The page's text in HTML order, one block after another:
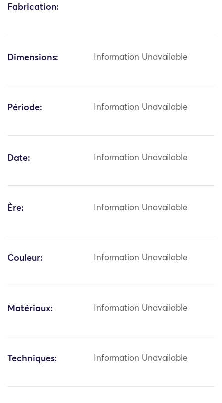
Fabrication:
Dimensions: Information Unavailable
Période: Information Unavailable
Date: Information Unavailable
Ère: Information Unavailable
Couleur: Information Unavailable
Matériaux: Information Unavailable
Techniques: Information Unavailable